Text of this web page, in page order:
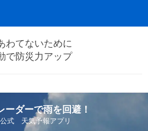
わてないために
で防災力アップ
ーダーで雨を回避！
式 天気予報アプリ